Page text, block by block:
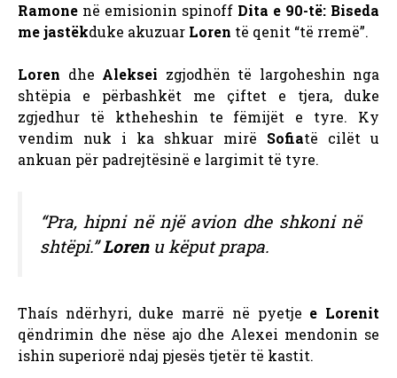
Ramone në emisionin spinoff Dita e 90-të: Biseda
me jastëkduke akuzuar Loren të qenit “të rremë”.
Loren dhe Aleksei zgjodhën të largoheshin nga
shtëpia e përbashkët me çiftet e tjera, duke
zgjedhur të ktheheshin te fëmijët e tyre. Ky
vendim nuk i ka shkuar mirë Sofiatë cilët u
ankuan për padrejtësinë e largimit të tyre.
“Pra, hipni në një avion dhe shkoni në
shtëpi.”Lorenu këput prapa.
Thaís ndërhyri, duke marrë në pyetje e Lorenit
qëndrimin dhe nëse ajo dhe Alexei mendonin se
ishin superiorë ndaj pjesës tjetër të kastit.